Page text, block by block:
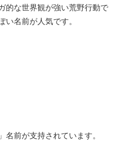
的な世界観が強い荒野行動で
い名前が人気です。
名前が支持されています。